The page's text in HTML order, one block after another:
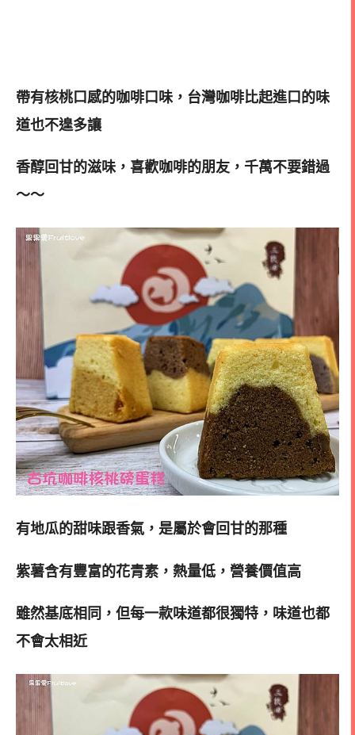
帶有核桃口感的咖啡口味，台灣咖啡比起進口的味
道也不遑多讓
香醇回甘的滋味，喜歡咖啡的朋友，千萬不要錯過
～～
有地瓜的甜味跟香氣，是屬於會回甘的那種
紫薯含有豐富的花青素，熱量低，營養價值高
雖然基底相同，但每一款味道都很獨特，味道也都
不會太相近